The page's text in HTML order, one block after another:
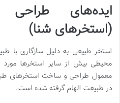
ایدههای طراحی
(استخرهای شنا)
استخر طبیعی به دلیل سازگاری با
محیطی بیش از سایر استخرها
معمول طراحی و ساخت استخرهای
در طبیعت الهام گرفته شده است.